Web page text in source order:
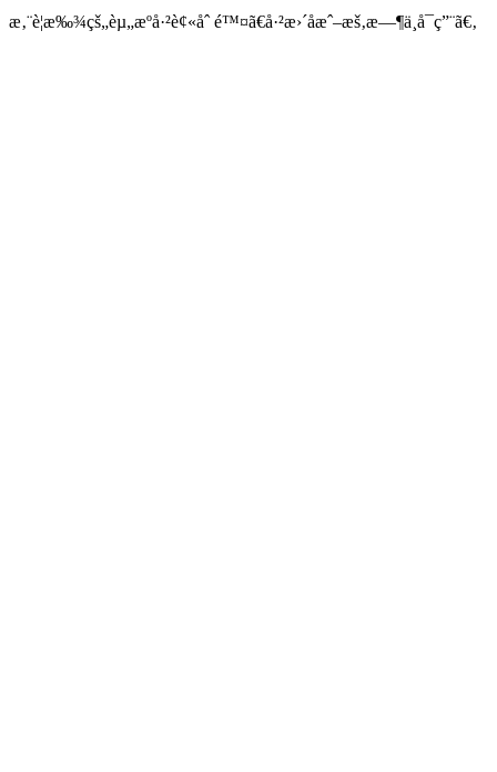
æ‚¨è¦æ‰¾çš„èµ„æºå·²è¢«åˆ é™¤ã€å·²æ›´åæˆ–æš‚æ—¶ä¸å¯ç”¨ã€‚